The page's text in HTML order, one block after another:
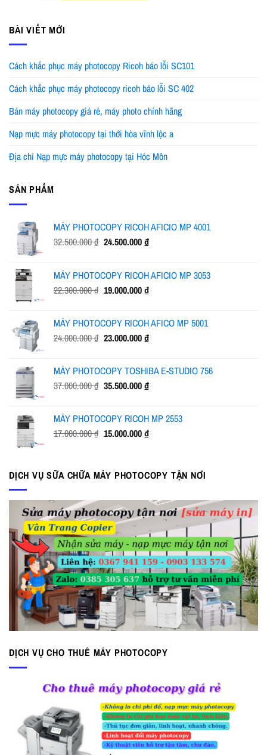
BÀI VIẾT MỚI
Cách khắc phục máy photocopy Ricoh báo lỗi SC101
Cách khắc phục máy photocopy ricoh báo lỗi SC 402
Bán máy photocopy giá rẻ, máy photo chính hãng
Nạp mực máy photocopy tại thới hòa vĩnh lộc a
Địa chỉ Nạp mực máy photocopy tại Hóc Môn
SẢN PHẨM
MÁY PHOTOCOPY RICOH AFICIO MP 4001
32.500.000₫ Giá
32.500.000 ₫.
24.500.000₫Giá
là:
24.500.000 ₫.
MÁY PHOTOCOPY RICOH AFICIO MP 3053
22.300.000₫ Giá
22.300.000 ₫.
19.000.000₫Giá
là:
19.000.000 ₫.
MÁY PHOTOCOPY RICOH AFICO MP 5001
24.000.000₫ Giá
24.000.000 ₫.
23.000.000₫Giá
là:
23.000.000 ₫.
MÁY PHOTOCOPY TOSHIBA E-STUDIO 756
37.000.000₫ Giá
37.000.000 ₫.
35.500.000₫Giá
là:
35.500.000 ₫.
MÁY PHOTOCOPY RICOH MP 2553
17.000.000₫ Giá
17.000.000 ₫.
15.000.000₫Giá
là:
15.000.000 ₫.
DỊCH VỤ SỮA CHỮA MÁY PHOTOCOPY TẬN NƠI
DỊCH VỤ CHO THUÊ MÁY PHOTOCOPY